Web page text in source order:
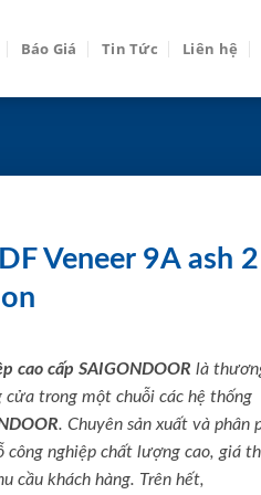
Báo Giá Tin Tức Liên hệ
Veneer 9A ash 2
cao cấp SAIGONDOOR là
cửa trong một chuỗi các hệ thống
. Chuyên sản xuất và phân
công nghiệp chất lượng cao, giá
cầu khách hàng. Trên hết,